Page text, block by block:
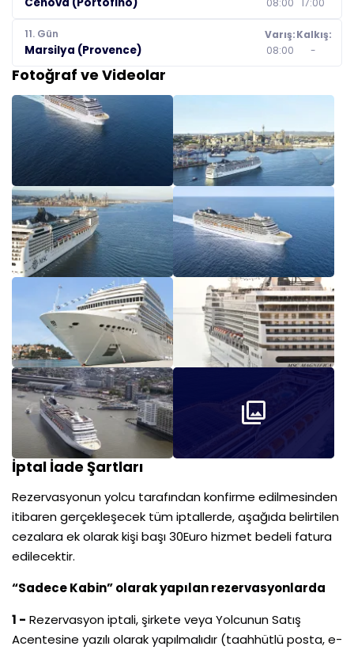
08:00 17:00
11. Gün
Marsilya (Provence)
Varış:
08:00
Kalkış:
-
Fotoğraf ve Videolar
İptal İade Şartları
Rezervasyonun yolcu tarafından konfirme edilmesinden
itibaren gerçekleşecek tüm iptallerde, aşağıda belirtilen
cezalara ek olarak kişi başı 30Euro hizmet bedeli fatura
edilecektir.
“Sadece Kabin” olarak yapılan rezervasyonlarda
1 - Rezervasyon iptali, şirkete veya Yolcunun Satış
Acentesine yazılı olarak yapılmalıdır (taahhütlü posta, e-